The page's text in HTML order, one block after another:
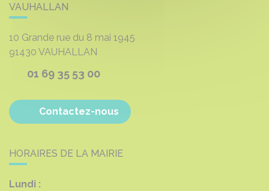
VAUHALLAN
10 Grande rue du 8 mai 1945
91430 VAUHALLAN
01 69 35 53 00
Contactez-nous
HORAIRES DE LA MAIRIE
Lundi :